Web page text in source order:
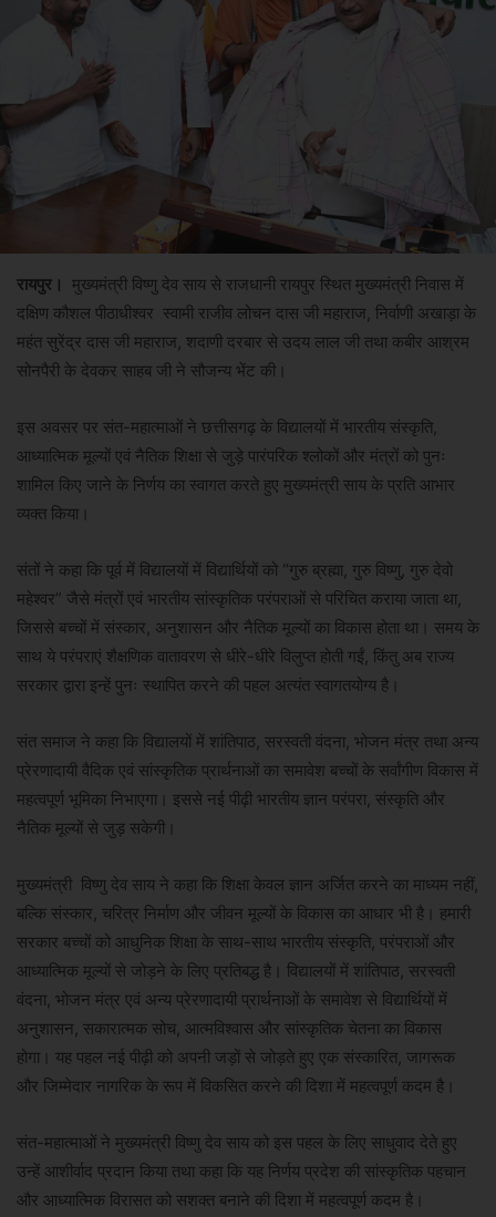
रायपुर। मुख्यमंत्री विष्णु देव साय से राजधानी रायपुर स्थित मुख्यमंत्री निवास में
दक्षिण कौशल पीठाधीश्वर स्वामी राजीव लोचन दास जी महाराज, निर्वाणी अखाड़ा के
महंत सुरेंद्र दास जी महाराज, शदाणी दरबार से उदय लाल जी तथा कबीर आश्रम
सोनपैरी के देवकर साहब जी ने सौजन्य भेंट की।
इस अवसर पर संत-महात्माओं ने छत्तीसगढ़ के विद्यालयों में भारतीय संस्कृति,
आध्यात्मिक मूल्यों एवं नैतिक शिक्षा से जुड़े पारंपरिक श्लोकों और मंत्रों को पुनः
शामिल किए जाने के निर्णय का स्वागत करते हुए मुख्यमंत्री साय के प्रति आभार
व्यक्त किया।
संतों ने कहा कि पूर्व में विद्यालयों में विद्यार्थियों को “गुरु ब्रह्मा, गुरु विष्णु, गुरु देवो
महेश्वर” जैसे मंत्रों एवं भारतीय सांस्कृतिक परंपराओं से परिचित कराया जाता था,
जिससे बच्चों में संस्कार, अनुशासन और नैतिक मूल्यों का विकास होता था। समय के
साथ ये परंपराएं शैक्षणिक वातावरण से धीरे-धीरे विलुप्त होती गईं, किंतु अब राज्य
सरकार द्वारा इन्हें पुनः स्थापित करने की पहल अत्यंत स्वागतयोग्य है।
संत समाज ने कहा कि विद्यालयों में शांतिपाठ, सरस्वती वंदना, भोजन मंत्र तथा अन्य
प्रेरणादायी वैदिक एवं सांस्कृतिक प्रार्थनाओं का समावेश बच्चों के सर्वांगीण विकास में
महत्वपूर्ण भूमिका निभाएगा। इससे नई पीढ़ी भारतीय ज्ञान परंपरा, संस्कृति और
नैतिक मूल्यों से जुड़ सकेगी।
मुख्यमंत्री विष्णु देव साय ने कहा कि शिक्षा केवल ज्ञान अर्जित करने का माध्यम नहीं,
बल्कि संस्कार, चरित्र निर्माण और जीवन मूल्यों के विकास का आधार भी है। हमारी
सरकार बच्चों को आधुनिक शिक्षा के साथ-साथ भारतीय संस्कृति, परंपराओं और
आध्यात्मिक मूल्यों से जोड़ने के लिए प्रतिबद्ध है। विद्यालयों में शांतिपाठ, सरस्वती
वंदना, भोजन मंत्र एवं अन्य प्रेरणादायी प्रार्थनाओं के समावेश से विद्यार्थियों में
अनुशासन, सकारात्मक सोच, आत्मविश्वास और सांस्कृतिक चेतना का विकास
होगा। यह पहल नई पीढ़ी को अपनी जड़ों से जोड़ते हुए एक संस्कारित, जागरूक
और जिम्मेदार नागरिक के रूप में विकसित करने की दिशा में महत्वपूर्ण कदम है।
संत-महात्माओं ने मुख्यमंत्री विष्णु देव साय को इस पहल के लिए साधुवाद देते हुए
उन्हें आशीर्वाद प्रदान किया तथा कहा कि यह निर्णय प्रदेश की सांस्कृतिक पहचान
और आध्यात्मिक विरासत को सशक्त बनाने की दिशा में महत्वपूर्ण कदम है।